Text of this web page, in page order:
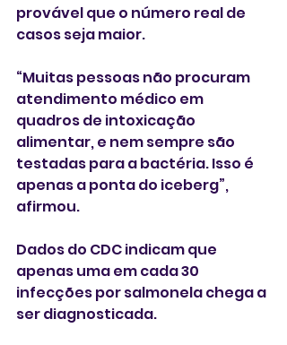
provável que o número real de
casos seja maior.
“Muitas pessoas não procuram
atendimento médico em
quadros de intoxicação
alimentar, e nem sempre são
testadas para a bactéria. Isso é
apenas a ponta do iceberg”,
afirmou.
Dados do CDC indicam que
apenas uma em cada 30
infecções por salmonela chega a
ser diagnosticada.